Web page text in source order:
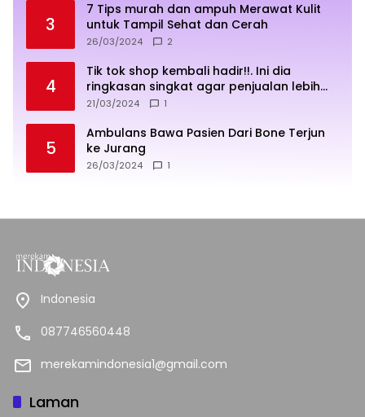
3
7 Tips murah dan ampuh Merawat Kulit
untuk Tampil Sehat dan Cerah
26/03/2024 2
4
Tik tok shop kembali hadir!!. Ini dia
ringkasan singkat agar penjualan lebih
sukses
21/03/2024 1
5
Ambulans Bawa Pasien Dari Bone Terjun
ke Jurang
26/03/2024 1
Indonesia
087746560448
merekamindonesia1@gmail.com
Laman